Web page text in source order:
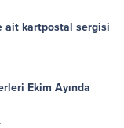
ait kartpostal sergisi
Ekim Ayında